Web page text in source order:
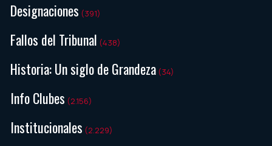
Designaciones (391)
Fallos del Tribunal (438)
Historia: Un siglo de Grandeza (34)
Info Clubes (2.156)
Institucionales (2.229)